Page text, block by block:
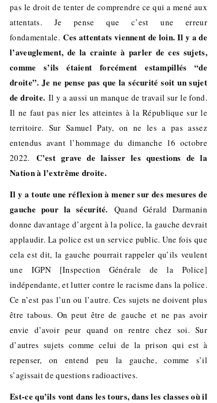
pas le droit de tenter de comprendre ce qui a mené aux
attentats. Je pense que c’est une erreur
fondamentale.Ces attentats viennent de loin. Il y a de
l’aveuglement, de la crainte à parler de ces sujets,
comme s’ils étaient forcément estampillés “de
droite”. Je ne pense pas que la sécurité soit un sujet
de droite. Il y a aussi un manque de travail sur le fond.
Il ne faut pas nier les atteintes à la République sur le
territoire. Sur Samuel Paty, on ne les a pas assez
entendus avant l’hommage du dimanche 16 octobre
2022. C’est grave de laisser les questions de la
Nation à l’extrême droite.
Il y a toute une réflexion à mener sur des mesures de
gauche pour la sécurité. Quand Gérald Darmanin
donne davantage d’argent à la police, la gauche devrait
applaudir. La police est un service public. Une fois que
cela est dit, la gauche pourrait rappeler qu’ils veulent
une IGPN [Inspection Générale de la Police]
indépendante, et lutter contre le racisme dans la police.
Ce n’est pas l’un ou l’autre. Ces sujets ne doivent plus
être tabous. On peut être de gauche et ne pas avoir
envie d’avoir peur quand on rentre chez soi. Sur
d’autres sujets comme celui de la prison qui est à
repenser, on entend peu la gauche, comme s’il
s’agissait de questions radioactives.
Est-ce qu’ils vont dans les tours, dans les classes où il